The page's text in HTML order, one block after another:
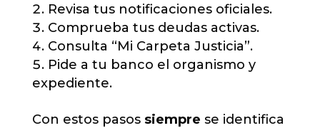
Revisa tus notificaciones oficiales.
Comprueba tus deudas activas.
Consulta “Mi Carpeta Justicia”.
Pide a tu banco el organismo y
expediente.
Con estos pasos siempre se identifica